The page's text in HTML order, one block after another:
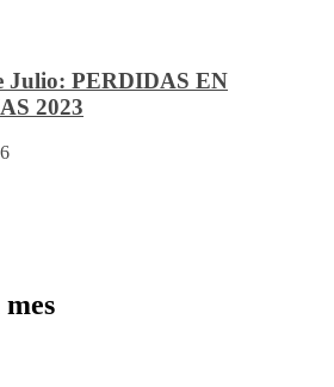
Julio: PERDIDAS EN
2023